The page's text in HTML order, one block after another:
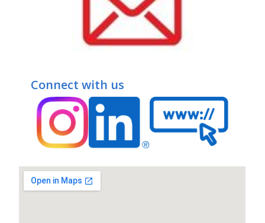
Connect with us